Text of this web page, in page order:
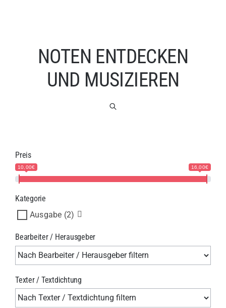
NOTEN ENTDECKEN
UND MUSIZIEREN
Preis
10,00€ 16,00€
Kategorie
Ausgabe (2)
Bearbeiter / Herausgeber
Texter / Textdichtung